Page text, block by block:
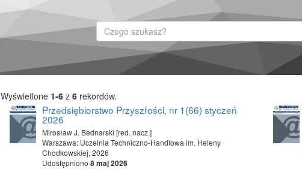
Szukaj
Wyświetlone 1-6z 6rekordów.
Przedsiębiorstwo Przyszłości, nr 1(66) styczeń
2026
Mirosław J. Bednarski [red. nacz.]
Warszawa: Uczelnia Techniczno-Handlowa im. Heleny
Chodkowskiej, 2026
Udostępniono 8 maj 2026